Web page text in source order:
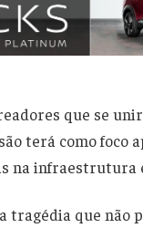
que se
terá como
na infraestrutura
que não